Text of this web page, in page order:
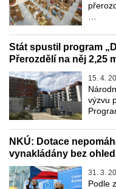
Stát spustil program
Přerozdělí na něj 2,25
15. 4.
výzvu
NKÚ: Dotace
vynakládány bez
31. 3.
Podle